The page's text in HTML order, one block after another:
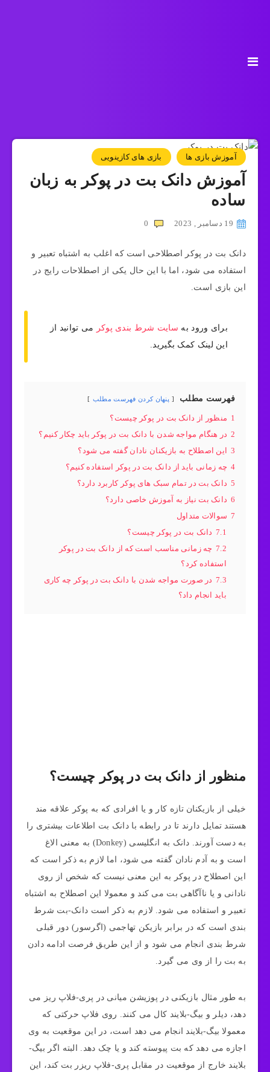
آموزش بازی ها بازی های کازینویی
آموزش دانک بت در پوکر به زبان
ساده
19 دسامبر , 2023 0
دانک بت در پوکر اصطلاحی است که اغلب به اشتباه تعبیر و
استفاده می‌ شود، اما با این حال یکی از اصطلاحات رایج در
این بازی است.
برای ورود به سایت شرط بندی پوکر
می توانید از
این لینک کمک بگیرید.
فهرست مطلب پنهان کردن فهرست مطلب
1 منظور از دانک بت در پوکر چیست؟
2 در هنگام مواجه شدن با دانک بت در پوکر باید چکار کنیم؟
3
این اصطلاح به بازیکنان نادان گفته می شود؟
4 چه زمانی باید از دانک بت در پوکر استفاده کنیم؟
5 دانک بت در تمام سبک های پوکر کاربرد دارد؟
6 دانک بت نیاز به آموزش خاصی دارد؟
7 سوالات متداول
7.1 دانک بت در پوکر چیست؟
7.2 چه زمانی مناسب است که از دانک بت در پوکر
استفاده کرد؟
7.3 در صورت مواجه شدن با دانک بت در پوکر چه کاری
باید انجام داد؟
منظور از دانک بت در پوکر چیست؟
خیلی از بازیکنان تازه کار و یا افرادی که به پوکر علاقه‌ مند
هستند تمایل دارند تا در رابطه با دانک بت اطلاعات بیشتری را
به دست آورند. دانک به انگلیسی (Donkey) به معنی الاغ
است و به آدم نادان گفته می‌ شود، اما لازم به ذکر است که
این اصطلاح در پوکر به این معنی نیست که شخص از روی
نادانی و یا ناآگاهی بت می‌ کند و معمولا این اصطلاح به اشتباه
تعبیر و استفاده می‌ شود. لازم به ذکر است دانک-بت شرط
بندی است که در برابر بازیکن تهاجمی (اگرسور) دور قبلی
شرط بندی انجام می‌ شود و از این طریق فرصت ادامه دادن
به بت را از وی می‌ گیرد.
به طور مثال بازیکنی در پوزیشن میانی در پری-فلاپ ریز می‌
دهد، دیلر و بیگ-بلایند کال می‌ کنند. روی فلاپ حرکتی که
معمولا بیگ-بلایند انجام می‌ دهد است، در این موقعیت به وی
اجازه می‌ دهد که بت پیوسته کند و یا چک دهد. البته اگر بیگ-
بلایند خارج از موقعیت در مقابل پری-فلاپ ریزر بت کند، این